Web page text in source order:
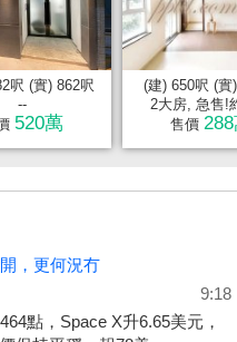
呎 (實) 862呎
--
520萬
(建) 650呎 (實
2大房, 急售!
售價
，更何況冇
9:18
點，Space X升6.65美元，